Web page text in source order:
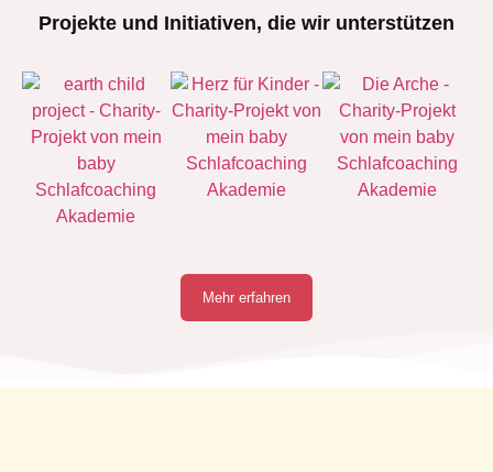
Projekte und Initiativen, die wir unterstützen
Mehr erfahren